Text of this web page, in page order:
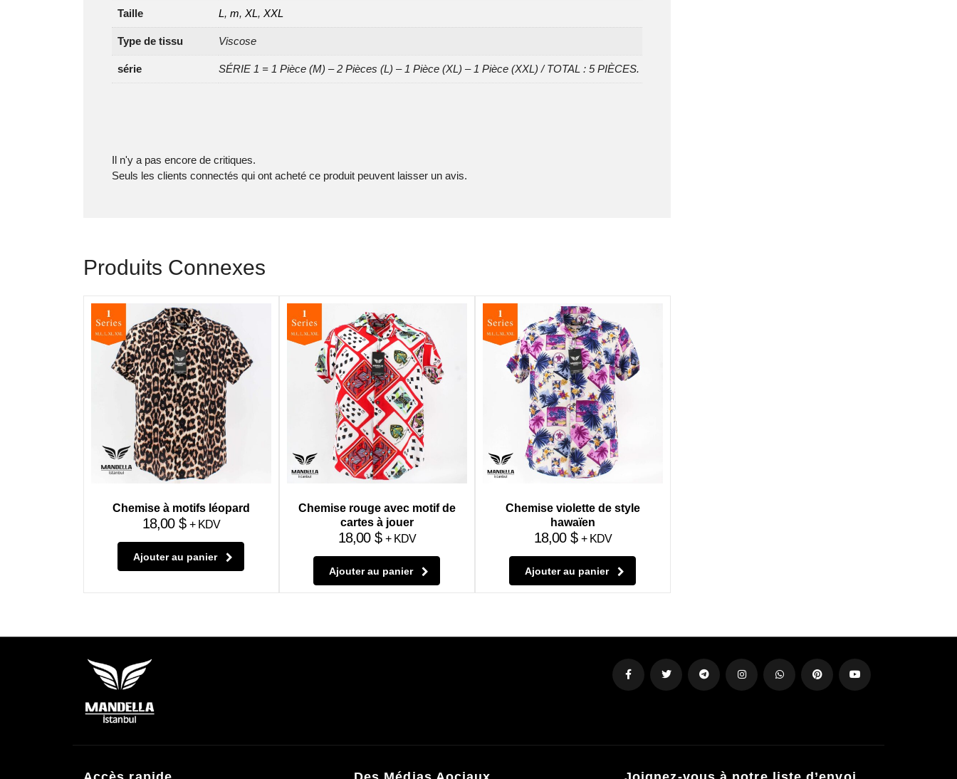
Taille L, m, XL, XXL
Type de tissu Viscose
série SÉRIE 1 = 1 Pièce (M) – 2 Pièces (L) – 1 Pièce (XL) – 1 Pièce (XXL) / TOTAL : 5 PIÈCES.
Il n'y a pas encore de critiques.
Seuls les clients connectés qui ont acheté ce produit peuvent laisser un avis.
Produits Connexes
Chemise à motifs léopard
18,00 $ + KDV
Ajouter au panier
Chemise rouge avec motif de
cartes à jouer
18,00 $ + KDV
Ajouter au panier
Chemise violette de style
hawaïen
18,00 $ + KDV
Ajouter au panier